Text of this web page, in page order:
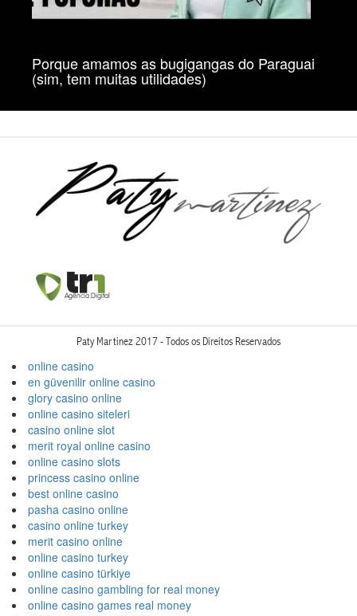
Porque amamos as bugigangas do Paraguai
(sim, tem muitas utilidades)
Paty Martinez 2017 - Todos os Direitos Reservados
online casino
en güvenilir online casino
glory casino online
online casino siteleri
casino online slot
merit royal online casino
online casino slots
princess casino online
best online casino
pasha casino online
casino online turkey
merit casino online
online casino turkey
online casino türkiye
online casino gambling for real money
online casino games real money